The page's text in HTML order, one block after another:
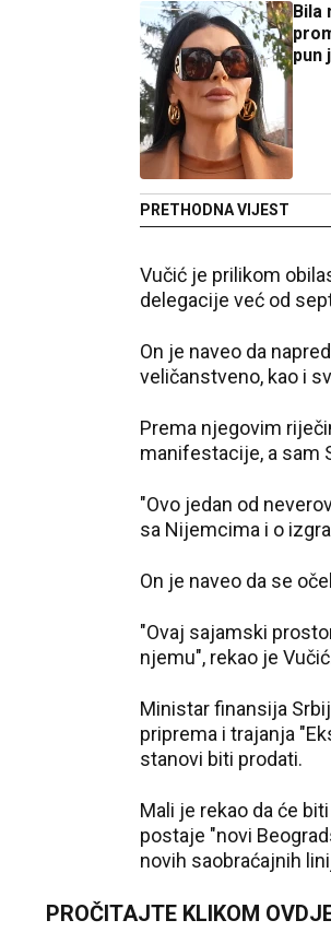
Bila
pun
PRETHODNA VIJEST
Vučić je prilikom
delegacije već od
On je naveo da
veličanstveno, kao i
Prema njegovim
manifestacije, a sam
"Ovo jedan od
sa Nijemcima i o
On je naveo da se
"Ovaj sajamski
njemu", rekao je
Ministar finansija
priprema i trajanja
stanovi biti prodati.
Mali je rekao da će
postaje "novi
novih saobraćajnih
PROČITAJTE KLIKOM